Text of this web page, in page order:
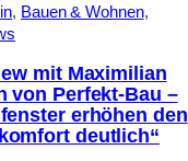
, Bauen & Wohnen,
mit Maximilian
von Perfekt-Bau –
erhöhen den
deutlich“